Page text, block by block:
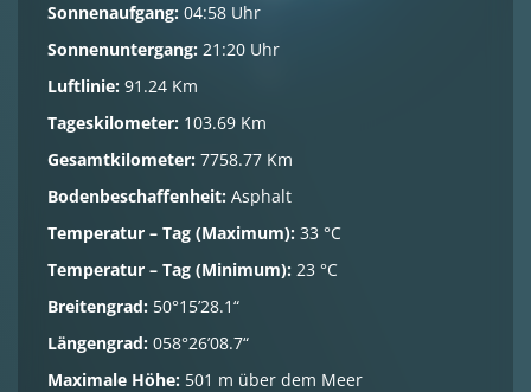
Sonnenaufgang: 04:58 Uhr
Sonnenuntergang: 21:20 Uhr
Luftlinie: 91.24 Km
Tageskilometer: 103.69 Km
Gesamtkilometer: 7758.77 Km
Bodenbeschaffenheit: Asphalt
Temperatur – Tag (Maximum): 33 °C
Temperatur – Tag (Minimum): 23 °C
Breitengrad: 50°15’28.1“
Längengrad: 058°26’08.7“
Maximale Höhe: 501 m über dem Meer